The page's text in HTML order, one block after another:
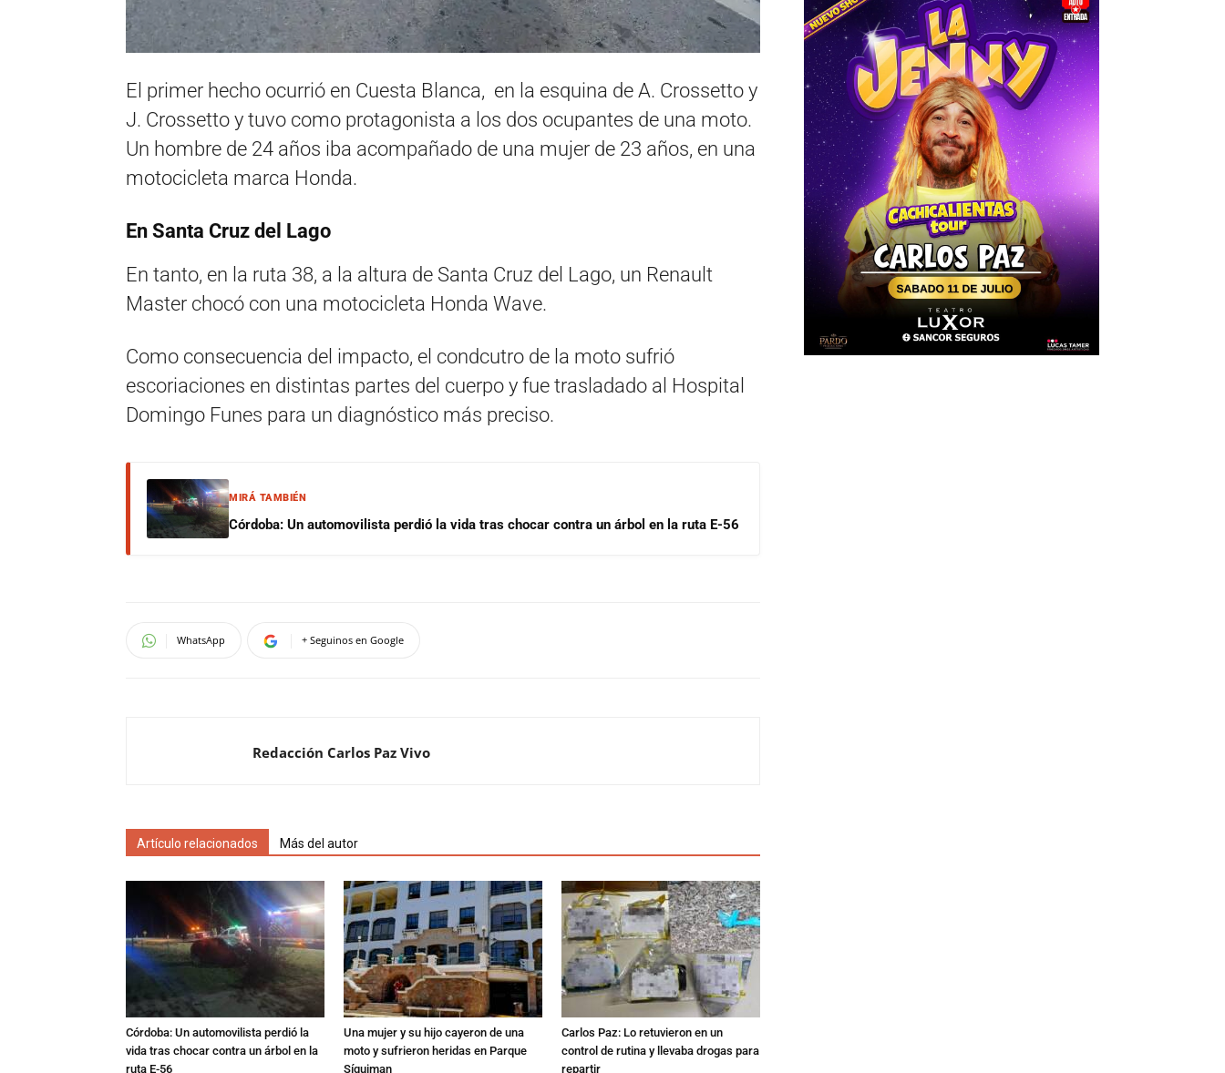
El primer hecho ocurrió en Cuesta Blanca, en la esquina de A. Crossetto y
J. Crossetto y tuvo como protagonista a los dos ocupantes de una moto.
Un hombre de 24 años iba acompañado de una mujer de 23 años, en una
motocicleta marca Honda.
En Santa Cruz del Lago
En tanto, en la ruta 38, a la altura de Santa Cruz del Lago, un Renault
Master chocó con una motocicleta Honda Wave.
Como consecuencia del impacto, el condcutro de la moto sufrió
escoriaciones en distintas partes del cuerpo y fue trasladado al Hospital
Domingo Funes para un diagnóstico más preciso.
MIRÁ TAMBIÉN
Córdoba: Un automovilista perdió la vida tras chocar contra un árbol en la ruta E-56
WhatsApp + Seguinos en Google
Redacción Carlos Paz Vivo
Artículo relacionados Más del autor
Córdoba: Un automovilista perdió la
vida tras chocar contra un árbol en la
ruta E-56
Una mujer y su hijo cayeron de una
moto y sufrieron heridas en Parque
Síquiman
Carlos Paz: Lo retuvieron en un
control de rutina y llevaba drogas para
repartir